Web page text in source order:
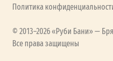
Политика
© 2013–2026 «Руби Бани» —
Все права защищены